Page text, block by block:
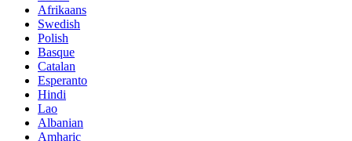
Afrikaans
Swedish
Polish
Basque
Catalan
Esperanto
Hindi
Lao
Albanian
Amharic